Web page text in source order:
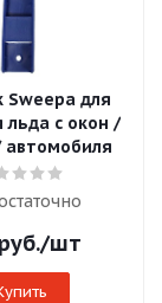
Sweepa для
льда с окон /
автомобиля
/шт